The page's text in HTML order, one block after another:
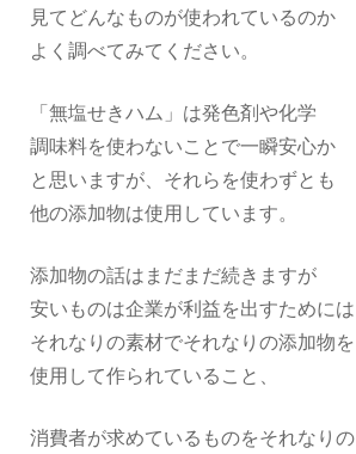
見てどんなものが使われているのか
よく調べてみてください。
「無塩せきハム」は発色剤や化学
調味料を使わないことで一瞬安心か
と思いますが、それらを使わずとも
他の添加物は使用しています。
添加物の話はまだまだ続きますが
安いものは企業が利益を出すためには
それなりの素材でそれなりの添加物を
使用して作られていること、
消費者が求めているものをそれなりの